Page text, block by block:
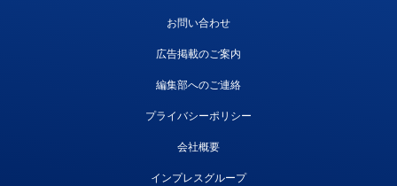
お問い合わせ
広告掲載のご案内
編集部へのご連絡
プライバシーポリシー
会社概要
インプレスグループ